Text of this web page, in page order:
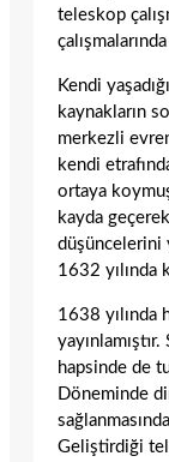
teleskop
Kendi
kaynakların
merkezli
kendi
ortaya
kayda
düşüncelerini
1632 yılında
1638 yılında
hapsinde de
Döneminde
Geliştirdiği